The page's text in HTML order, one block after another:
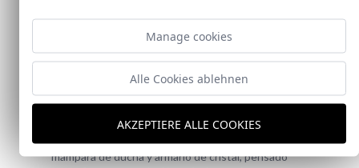
Doccia Shelf System
Doccia presenta un conjunto que combina
mampara de ducha y armario de cristal, pensado
Manage cookies
Alle Cookies ablehnen
AKZEPTIERE ALLE COOKIES